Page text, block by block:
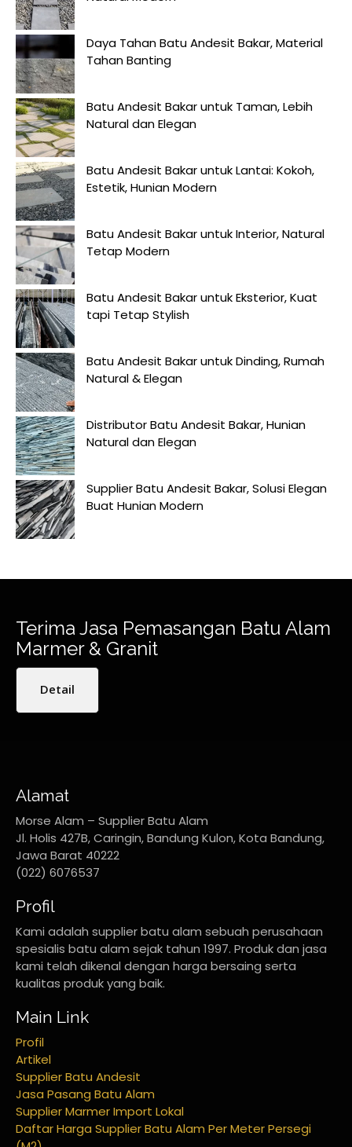
Daya Tahan Batu Andesit Bakar, Material
Tahan Banting
Batu Andesit Bakar untuk Taman, Lebih
Natural dan Elegan
Batu Andesit Bakar untuk Lantai: Kokoh,
Estetik, Hunian Modern
Batu Andesit Bakar untuk Interior, Natural
Tetap Modern
Batu Andesit Bakar untuk Eksterior, Kuat
tapi Tetap Stylish
Batu Andesit Bakar untuk Dinding, Rumah
Natural & Elegan
Distributor Batu Andesit Bakar, Hunian
Natural dan Elegan
Supplier Batu Andesit Bakar, Solusi Elegan
Buat Hunian Modern
Terima Jasa Pemasangan Batu Alam
Marmer & Granit
Detail
Alamat
Morse Alam – Supplier Batu Alam
Jl. Holis 427B, Caringin, Bandung Kulon, Kota Bandung,
Jawa Barat 40222
(022) 6076537
Profil
Kami adalah supplier batu alam sebuah perusahaan
spesialis batu alam sejak tahun 1997. Produk dan jasa
kami telah dikenal dengan harga bersaing serta
kualitas produk yang baik.
Main Link
Profil
Artikel
Supplier Batu Andesit
Jasa Pasang Batu Alam
Supplier Marmer Import Lokal
Daftar Harga Supplier Batu Alam Per Meter Persegi